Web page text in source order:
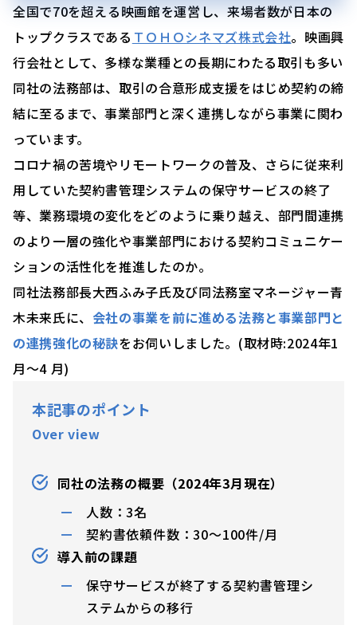
全国で70を超える映画館を運営し、来場者数が日本の
トップクラスである ＴＯＨＯシネマズ株式会社。映画興
行会社として、多様な業種との長期にわたる取引も多い
同社の法務部は、取引の合意形成支援をはじめ契約の締
結に至るまで、事業部門と深く連携しながら事業に関わ
っています。
コロナ禍の苦境やリモートワークの普及、さらに従来利
用していた契約書管理システムの保守サービスの終了
等、業務環境の変化をどのように乗り越え、 部門間連携
のより一層の強化や事業部門における契約コミュニケー
ションの活性化を推進したのか。
同社法務部長大西ふみ子氏及び同法務室マネージャー青
木未来氏に、 会社の事業を前に進める法務と事業部門と
の連携強化の秘訣をお伺いしました。(取材時:2024年1
月～4 月)
本記事のポイント
Over view
同社の法務の概要（2024年3月現在）
人数：3名
契約書依頼件数：30～100件/月
導入前の課題
保守サービスが終了する契約書管理シ
ステムからの移行